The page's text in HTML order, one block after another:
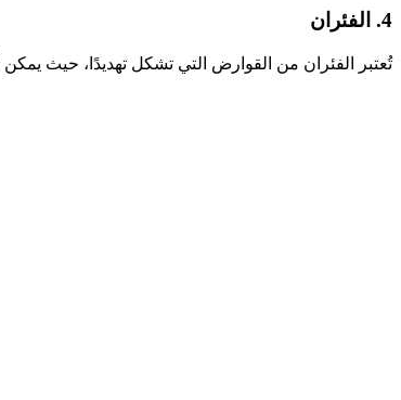
4. الفئران
تُعتبر الفئران من القوارض التي تشكل تهديدًا، حيث